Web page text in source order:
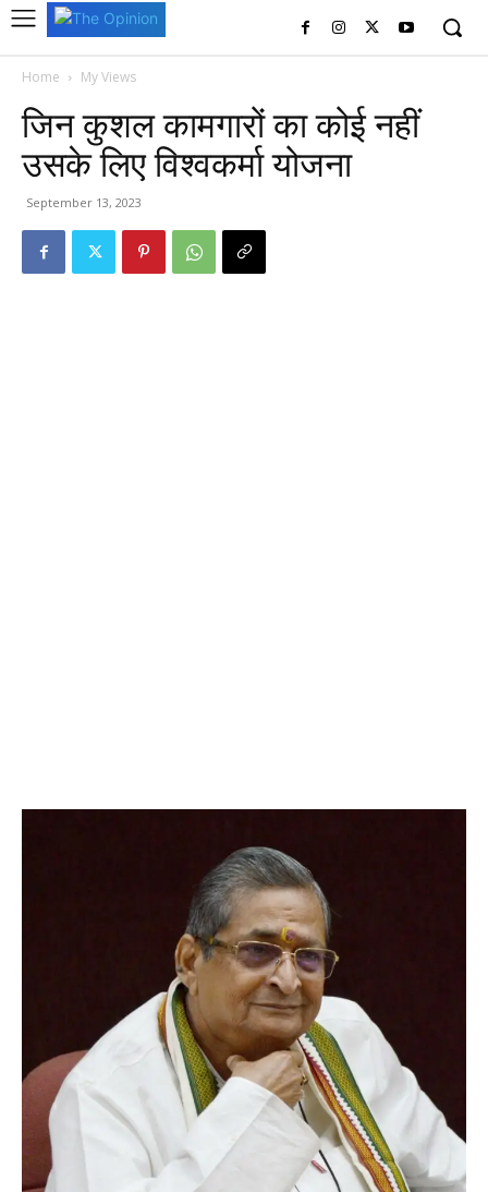
Home My Views
जिन कुशल कामगारों का कोई नहीं
उसके लिए विश्वकर्मा योजना
September 13, 2023